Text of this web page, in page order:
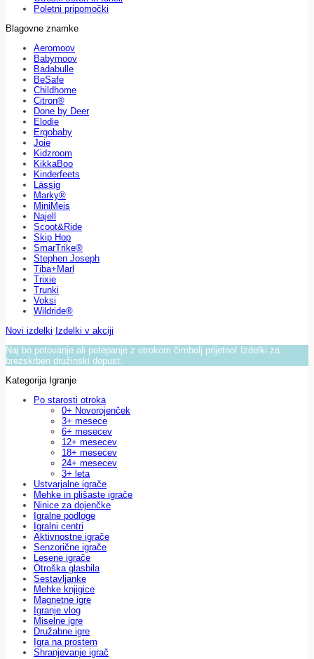
Poletni pripomočki
Blagovne znamke
Aeromoov
Babymoov
Badabulle
BeSafe
Childhome
Citron®
Done by Deer
Elodie
Ergobaby
Joie
Kidzroom
KikkaBoo
Kinderfeets
Lässig
Marky®
MiniMeis
Najell
Scoot&Ride
Skip Hop
SmarTrike®
Stephen Joseph
Tiba+Marl
Trixie
Trunki
Voksi
Wildride®
Novi izdelki Izdelki v akciji
Naj bo potovanje ali potepanje z otrokom čimbolj prijetno! Izdelki za
brezskrben družinski dopust.
Kategorija Igranje
Po starosti otroka
0+ Novorojenček
3+ mesece
6+ mesecev
12+ mesecev
18+ mesecev
24+ mesecev
3+ leta
Ustvarjalne igrače
Mehke in plišaste igrače
Ninice za dojenčke
Igralne podloge
Igralni centri
Aktivnostne igrače
Senzorične igrače
Lesene igrače
Otroška glasbila
Sestavljanke
Mehke knjigice
Magnetne igre
Igranje vlog
Miselne igre
Družabne igre
Igra na prostem
Shranjevanje igrač